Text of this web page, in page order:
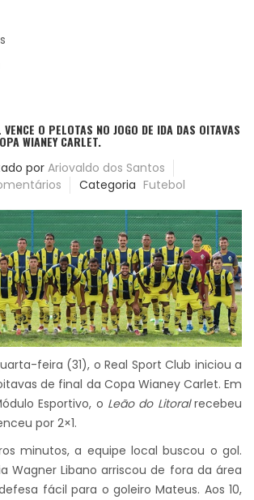
VENCE O PELOTAS NO JOGO DE IDA DAS OITAVAS
WIANEY CARLET.
por Ariovaldo dos Santos
Categoria Futebol
feira (31), o Real Sport Club iniciou a
de final da Copa Wianey Carlet. Em
Esportivo, o Leão do Litoralrecebeu
por 2×1.
minutos, a equipe local buscou o gol.
Wagner Libano arriscou de fora da área
fácil para o goleiro Mateus. Aos 10,